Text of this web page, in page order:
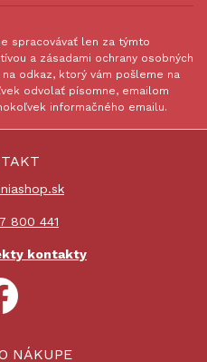
spracovávať len za týmto
a zásadami ochrany osobných
odkaz, ktorý vám pošleme na
odvolať písomne, emailom
informačného emailu.
800 441
kontakty
NÁKUPE